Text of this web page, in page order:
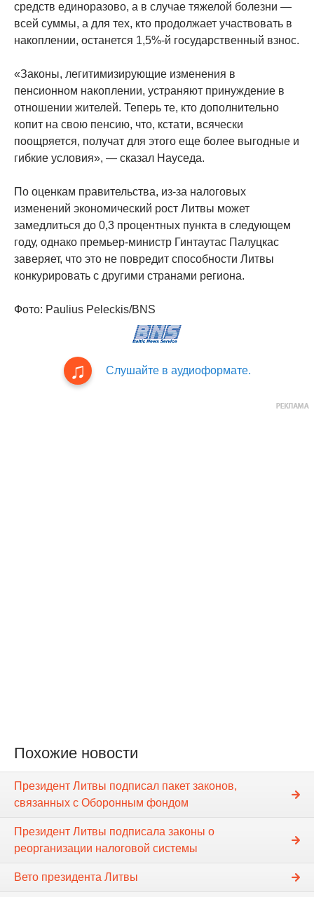
средств единоразово, а в случае тяжелой болезни —
всей суммы, а для тех, кто продолжает участвовать в
накоплении, останется 1,5%-й государственный взнос.
«Законы, легитимизирующие изменения в
пенсионном накоплении, устраняют принуждение в
отношении жителей. Теперь те, кто дополнительно
копит на свою пенсию, что, кстати, всячески
поощряется, получат для этого еще более выгодные и
гибкие условия», — сказал Науседа.
По оценкам правительства, из-за налоговых
изменений экономический рост Литвы может
замедлиться до 0,3 процентных пункта в следующем
году, однако премьер-министр Гинтаутас Палуцкас
заверяет, что это не повредит способности Литвы
конкурировать с другими странами региона.
Фото: Paulius Peleckis/BNS
Слушайте в аудиоформате.
Похожие новости
Президент Литвы подписал пакет законов,
связанных с Оборонным фондом
Президент Литвы подписала законы о
реорганизации налоговой системы
Вето президента Литвы